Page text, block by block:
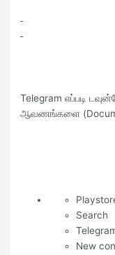
Telegram எப்படி
ஆவணங்களை
Search
New